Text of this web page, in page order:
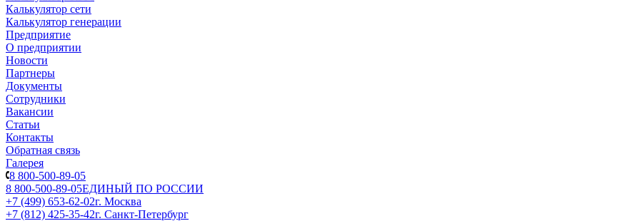
Калькулятор сети
Калькулятор генерации
Предприятие
О предприятии
Новости
Партнеры
Документы
Сотрудники
Вакансии
Статьи
Контакты
Обратная связь
Галерея
8 800-500-89-05
8 800-500-89-05ЕДИНЫЙ ПО РОССИИ
+7 (499) 653-62-02г. Москва
+7 (812) 425-35-42г. Санкт-Петербург